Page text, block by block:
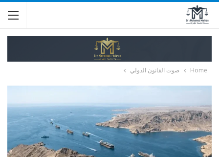
Home صوت القانون الدولي